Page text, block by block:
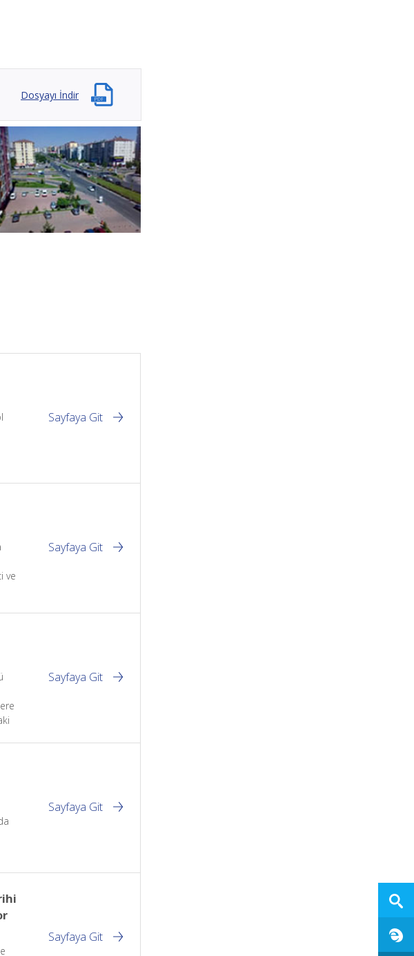
Dosyayı İndir
Sayfaya Git
ve
Sayfaya Git
Sayfaya Git
Sayfaya Git
Sayfaya Git